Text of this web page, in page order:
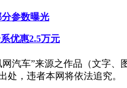
参数曝光
优惠2.5万元
网汽车”来源之作品（文字
处，违者本网将依法追究。